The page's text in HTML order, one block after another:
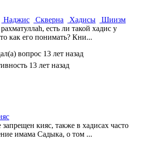
Наджис Скверна Хадисы
Шиизм
есть ли такой хадис у
как его понимать? Кни...
вопрос 13 лет назад
13 лет назад
кияс, также в хадисах часто
имама Садыка, о том ...